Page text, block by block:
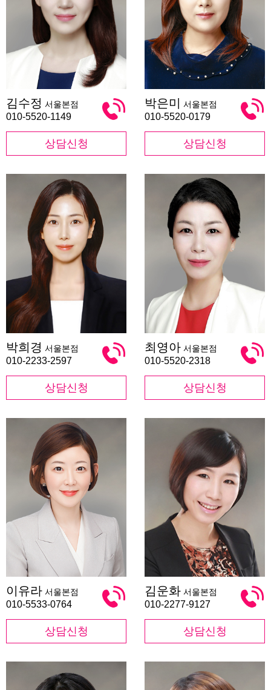
수
정
김수정 서울본점
010-5520-1149
상담신청
은
미
박은미 서울본점
010-5520-0179
상담신청
희
경
박희경 서울본점
010-2233-2597
상담신청
영
아
최영아 서울본점
010-5520-2318
상담신청
유
라
이유라 서울본점
010-5533-0764
상담신청
운
화
김운화 서울본점
010-2277-9127
상담신청